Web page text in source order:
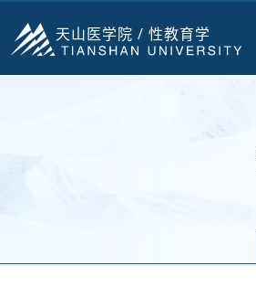
天山医学院 / 性教育学